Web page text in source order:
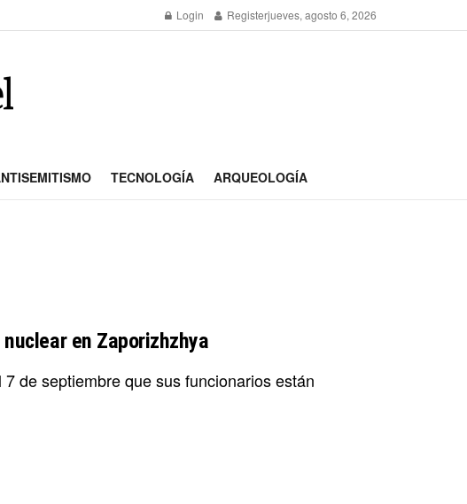
Login Registerjueves, agosto 6, 2026
TECNOLOGÍA ARQUEOLOGÍA
en Zaporizhzhya
de septiembre que sus funcionarios están